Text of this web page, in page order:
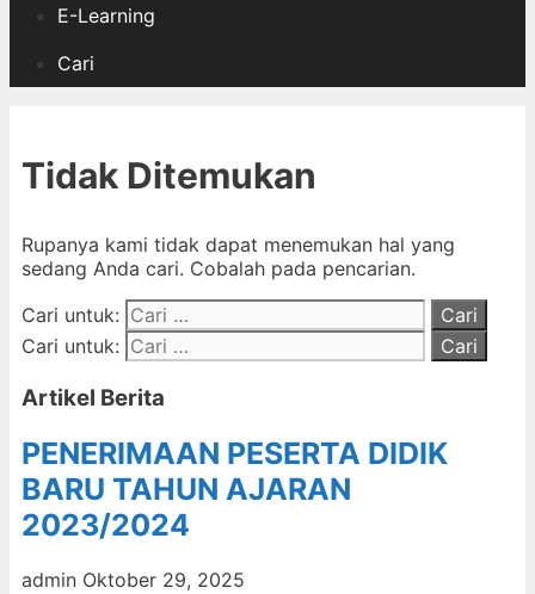
E-Learning
Cari
Tidak Ditemukan
Rupanya kami tidak dapat menemukan hal yang
sedang Anda cari. Cobalah pada pencarian.
Cari untuk:
Cari untuk:
Artikel Berita
PENERIMAAN PESERTA DIDIK
BARU TAHUN AJARAN
2023/2024
admin Oktober 29, 2025